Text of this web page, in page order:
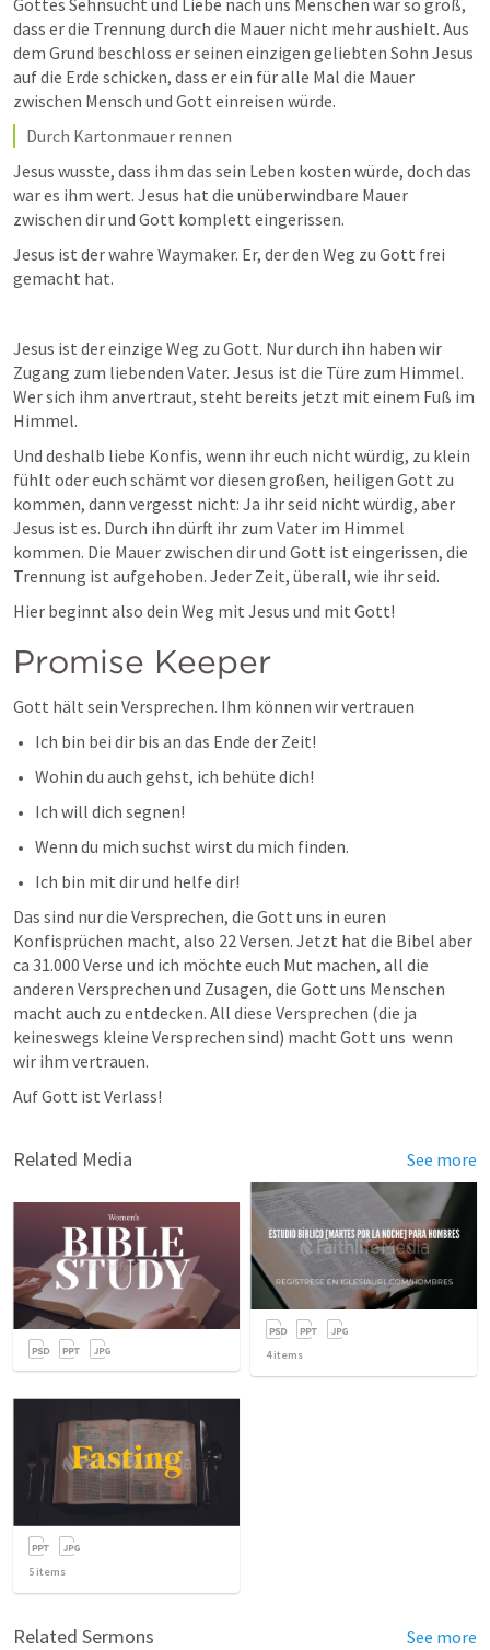
Gottes Sehnsucht und Liebe nach uns Menschen war so groß,
dass er die Trennung durch die Mauer nicht mehr aushielt. Aus
dem Grund beschloss er seinen einzigen geliebten Sohn Jesus
auf die Erde schicken, dass er ein für alle Mal die Mauer
zwischen Mensch und Gott einreisen würde.
Durch Kartonmauer rennen
Jesus wusste, dass ihm das sein Leben kosten würde, doch das
war es ihm wert. Jesus hat die unüberwindbare Mauer
zwischen dir und Gott komplett eingerissen.
Jesus ist der wahre Waymaker. Er, der den Weg zu Gott frei
gemacht hat.
Jesus ist der einzige Weg zu Gott. Nur durch ihn haben wir
Zugang zum liebenden Vater. Jesus ist die Türe zum Himmel.
Wer sich ihm anvertraut, steht bereits jetzt mit einem Fuß im
Himmel.
Und deshalb liebe Konfis, wenn ihr euch nicht würdig, zu klein
fühlt oder euch schämt vor diesen großen, heiligen Gott zu
kommen, dann vergesst nicht: Ja ihr seid nicht würdig, aber
Jesus ist es. Durch ihn dürft ihr zum Vater im Himmel
kommen. Die Mauer zwischen dir und Gott ist eingerissen, die
Trennung ist aufgehoben. Jeder Zeit, überall, wie ihr seid.
Hier beginnt also dein Weg mit Jesus und mit Gott!
Promise Keeper
Gott hält sein Versprechen. Ihm können wir vertrauen
Ich bin bei dir bis an das Ende der Zeit!
Wohin du auch gehst, ich behüte dich!
Ich will dich segnen!
Wenn du mich suchst wirst du mich finden.
Ich bin mit dir und helfe dir!
Das sind nur die Versprechen, die Gott uns in euren
Konfisprüchen macht, also 22 Versen. Jetzt hat die Bibel aber
ca 31.000 Verse und ich möchte euch Mut machen, all die
anderen Versprechen und Zusagen, die Gott uns Menschen
macht auch zu entdecken. All diese Versprechen (die ja
keineswegs kleine Versprechen sind) macht Gott uns  wenn
wir ihm vertrauen.
Auf Gott ist Verlass!
Related Media See more
4items
5 items
Related Sermons See more